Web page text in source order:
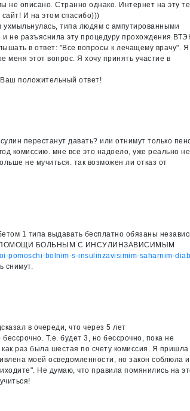
не описано. Странно однако. Интернет на эту
сайт! И на этом спасибо)))
типа людям с ампутированными
не разъяснила эту процедуру прохождения
в ответ: "Все вопросы к лечащему врачу". Я
меня этот вопрос. Я хочу принять участие в
положительный ответ!
перестанут давать? или отнимут только
комиссию. мне все это надоело, уже реально
не мучиться. так возможен ли отказ от
1 типа выдавать бесплатно обязаны
ПОМОЩИ БОЛЬНЫМ С ИНСУЛИНЗАВИСИМЫМ
pomoschi-bolnim-s-insulinzavisimim-saharnim-
снимут.
в очереди, что через 5 лет
Т.е. будет 3, но бессрочно, пока не
раз была шестая по счету комиссия. Я пришла
моей осведомленности, но закон соблюла и
Не думаю, что правила помянились на